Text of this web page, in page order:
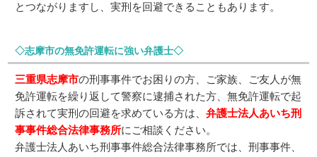
とつながりますし、実刑を回避できることもあります。
◇志摩市の無免許運転に強い弁護士◇
三重県志摩市の刑事事件でお困りの方、ご家族、ご友人が無
免許運転を繰り返して警察に逮捕された方、無免許運転で起
訴されて実刑の回避を求めている方は、弁護士法人あいち刑
事事件総合法律事務所にご相談ください。
弁護士法人あいち刑事事件総合法律事務所では、刑事事件、